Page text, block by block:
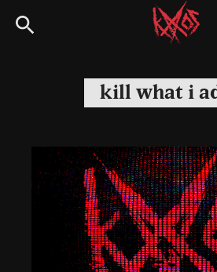
Siirry
suoraan
Kaaoszine
kill what i